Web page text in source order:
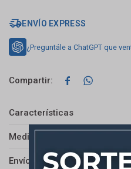
ENVÍO EXPRESS
¿Preguntále a ChatGPT que
 
Características
Medios de pago
Envíos